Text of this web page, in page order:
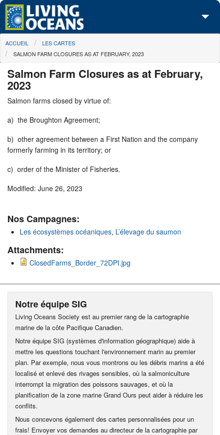
Skip to main content
À propos de nous
Centre des Médias
You are here
ACCUEIL
LES CARTES
SALMON FARM CLOSURES AS AT FEBRUARY, 2023
Salmon Farm Closures as at February,
2023
Salmon farms closed by virtue of:
a) the Broughton Agreement;
b) other agreement between a First Nation and the company
formerly farming in its territory; or
c) order of the Minister of Fisheries.
Modified: June 26, 2023
Nos Campagnes:
Les écosystèmes océaniques, L’élevage du saumon
Attachments:
ClosedFarms_Border_72DPI.jpg
Notre équipe SIG
Living Oceans Society est au premier rang de la cartographie
marine de la côte Pacifique Canadien.
Notre équipe SIG (systèmes d'information géographique) aide à
mettre les questions touchant l'environnement marin au premier
plan. Par exemple, nous vous montrons ou les débris marins a été
localisé et enlevé des rivages sensibles, où la salmoniculture
interrompt la migration des poissons sauvages, et où la
planification de la zone marine Grand Ours peut aider à réduire les
conflits.
Nous concevons également des cartes personnalisées pour un
frais! Envoyer vos demandes au directeur de la cartographie par